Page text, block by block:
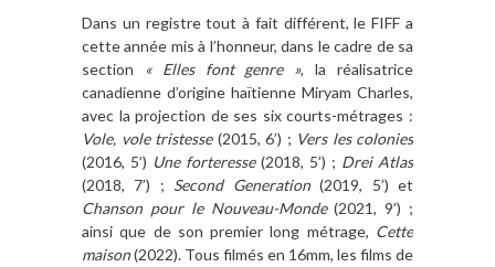
Dans un registre tout à fait différent, le FIFF a
cette année mis à l’honneur, dans le cadre de sa
section
« Elles font genre », la réalisatrice
canadienne d’origine haïtienne Miryam Charles,
avec la projection de ses six courts-métrages :
Vole, vole tristesse(2015, 6’) ; Vers les colonies
(2016, 5’) Une forteresse (2018, 5’) ; Drei Atlas
(2018, 7’) ; Second Generation(2019, 5’) et
Chanson pour le Nouveau-Monde(2021, 9’) ;
ainsi que de son premier long métrage, Cette
maison(2022). Tous filmés en 16mm, les films de